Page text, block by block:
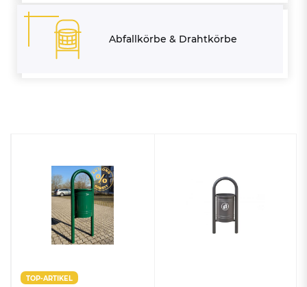
Abfallkörbe & Drahtkörbe
TOP-ARTIKEL